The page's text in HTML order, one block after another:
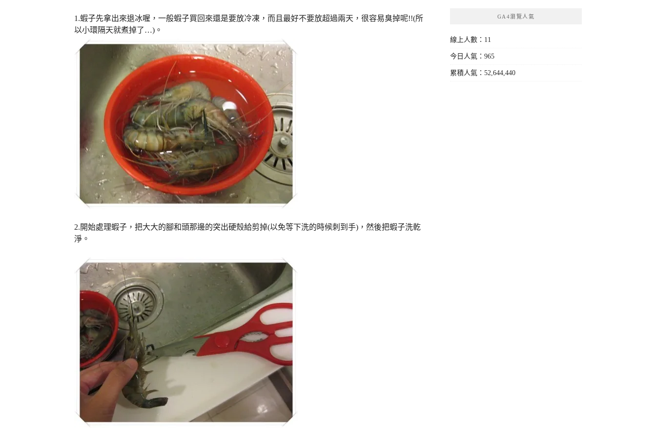
1.蝦子先拿出來退冰喔，一般蝦子買回來還是要放冷凍，而且最好不要放超過兩天，很容易臭掉呢!!(所
以小環隔天就煮掉了…)。
2.開始處理蝦子，把大大的腳和頭那邊的突出硬殼給剪掉(以免等下洗的時候刺到手)，然後把蝦子洗乾
淨。
GA4瀏覽人氣
線上人數：11
今日人氣：965
累積人氣：52,644,440